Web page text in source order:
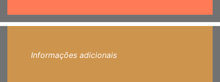
Informações adicionais